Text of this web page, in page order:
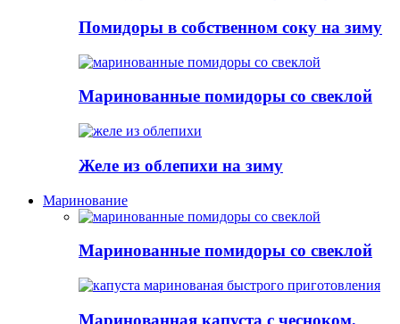
Помидоры в собственном соку на зиму
Маринованные помидоры со свеклой
Желе из облепихи на зиму
Маринование
Маринованные помидоры со свеклой
Маринованная капуста с чесноком,